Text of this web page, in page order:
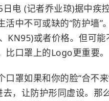
电 (记者乔业琼)据中疾
活中不可或缺的“防护墙
KN95)或者价格。但可
比口罩上的Logo更重要。
口罩如果和你的脸“合不
去，让防护形同虚设。那